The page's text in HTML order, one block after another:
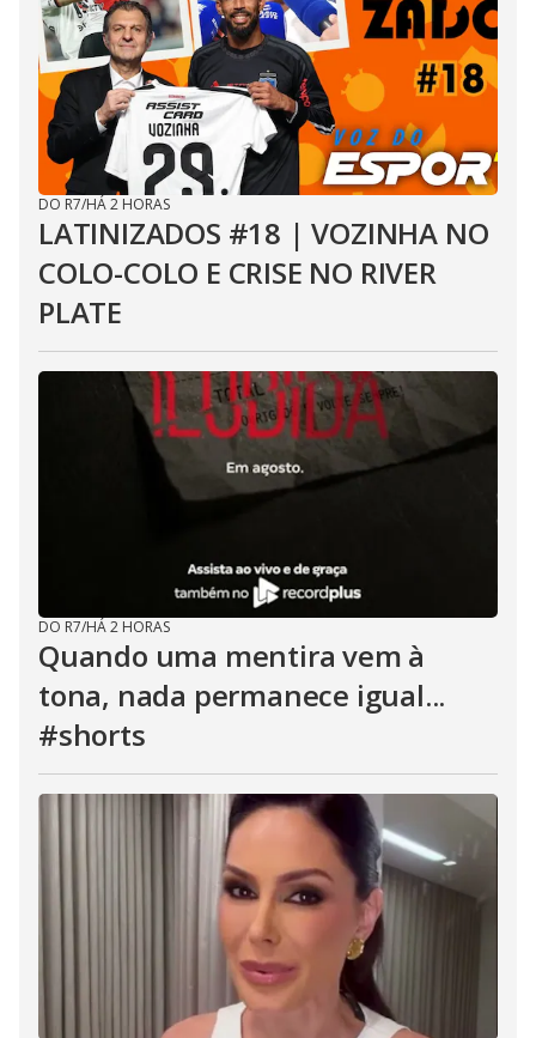
DO R7/HÁ 2 HORAS
LATINIZADOS #18 | VOZINHA NO
COLO-COLO E CRISE NO RIVER
PLATE
DO R7/HÁ 2 HORAS
Quando uma mentira vem à
tona, nada permanece igual...
#shorts